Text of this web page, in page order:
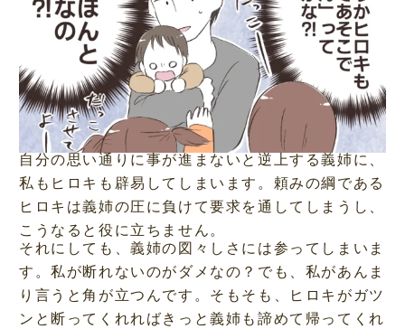
自分の思い通りに事が進まないと逆上する義姉に、
私もヒロキも辟易してしまいます。頼みの綱である
ヒロキは義姉の圧に負けて要求を通してしまうし、
こうなると役に立ちません。
それにしても、義姉の図々しさには参ってしまいま
す。私が断れないのがダメなの？でも、私があんま
り言うと角が立つんです。そもそも、ヒロキがガツ
ンと断ってくれればきっと義姉も諦めて帰ってくれ